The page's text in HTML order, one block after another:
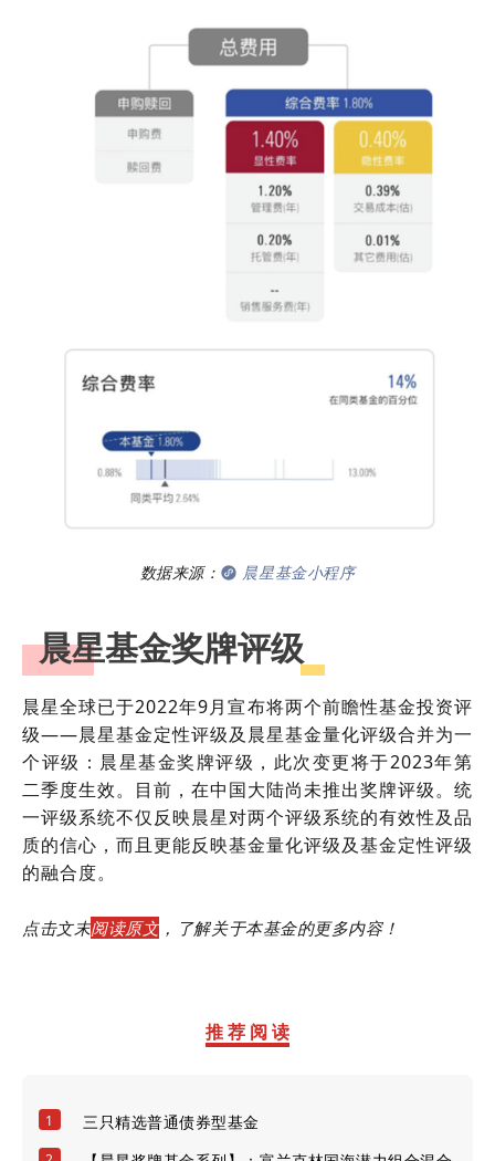
数据来源： 晨星基金小程序
晨星基金奖牌评级
晨星全球已于2022年9月宣布将两个前瞻性基金投资评
级——晨星基金定性评级及晨星基金量化评级合并为一
个评级：晨星基金奖牌评级，此次变更将于2023年第
二季度生效。目前，在中国大陆尚未推出奖牌评级。统
一评级系统不仅反映晨星对两个评级系统的有效性及品
质的信心，而且更能反映基金量化评级及基金定性评级
的融合度。
点击文末阅读原文 ，了解关于本基金的更多内容！
推 荐 阅 读
1 三只精选普通债券型基金